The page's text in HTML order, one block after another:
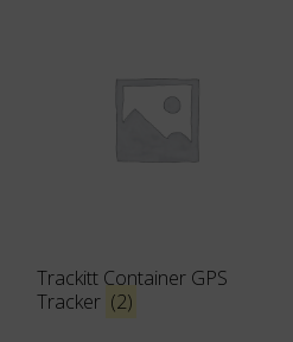
Trackitt Container GPS
Tracker (2)